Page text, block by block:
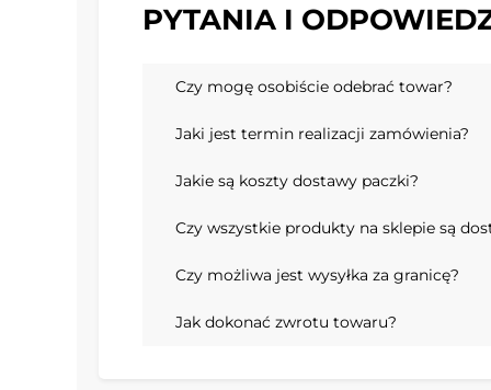
PYTANIA I
Czy mogę osobiście odebrać towar?
Jaki jest termin realizacji zamówienia?
Jakie są koszty dostawy paczki?
Czy wszystkie produkty na sklepie są
Czy możliwa jest wysyłka za granicę?
Jak dokonać zwrotu towaru?